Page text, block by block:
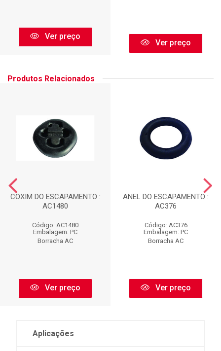
Ver preço
Ver preço
Produtos Relacionados
COXIM DO ESCAPAMENTO :
AC1480
Código: AC1480
Embalagem: PC
Borracha AC
Ver preço
ANEL DO ESCAPAMENTO :
AC376
Código: AC376
Embalagem: PC
Borracha AC
Ver preço
Aplicações